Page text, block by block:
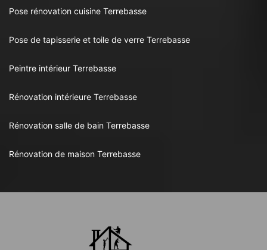
Pose rénovation cuisine Terrebasse
Pose de tapisserie et toile de verre Terrebasse
Peintre intérieur Terrebasse
Rénovation intérieure Terrebasse
Rénovation salle de bain Terrebasse
Rénovation de maison Terrebasse